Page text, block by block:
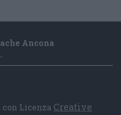
Ancona
Licenza Creative